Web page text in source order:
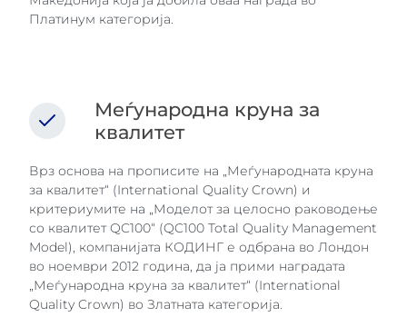
Платинум категорија.
Меѓународна круна за
квалитет
Врз основа на прописите на „Меѓународната круна
за квалитет“ (International Quality Crown) и
критериумите на „Моделот за целосно раководење
со квалитет QC100“ (QC100 Total Quality Management
Model), компанијата КОДИНГ е одбрана во Лондон
во ноември 2012 година, да ја прими наградата
„Меѓународна круна за квалитет“ (International
Quality Crown) во Златната категорија.